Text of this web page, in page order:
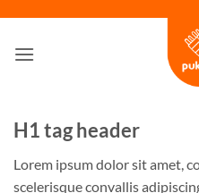
content
H1 tag header
Lorem ipsum dolor sit amet,
scelerisque convallis